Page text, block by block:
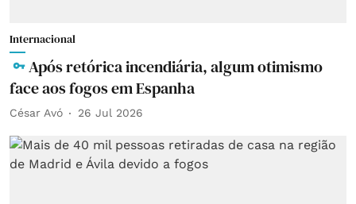
Internacional
Após retórica incendiária, algum otimismo
face aos fogos em Espanha
César Avó 26 Jul 2026